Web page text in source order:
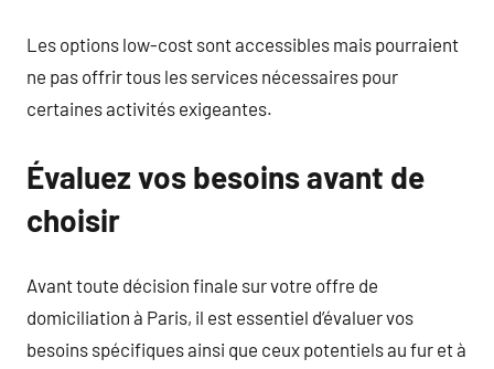
Les options low-cost sont accessibles mais pourraient
ne pas offrir tous les services nécessaires pour
certaines activités exigeantes.
Évaluez vos besoins avant de
choisir
Avant toute décision finale sur votre offre de
domiciliation à Paris, il est essentiel d’évaluer vos
besoins spécifiques ainsi que ceux potentiels au fur et à